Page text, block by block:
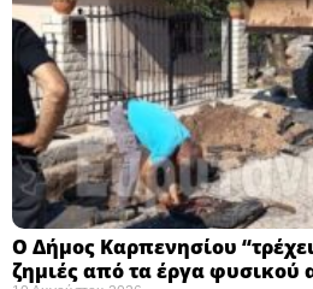
Ο Δήμος Καρπενησίου
ζημιές από τα έργα φυσικού